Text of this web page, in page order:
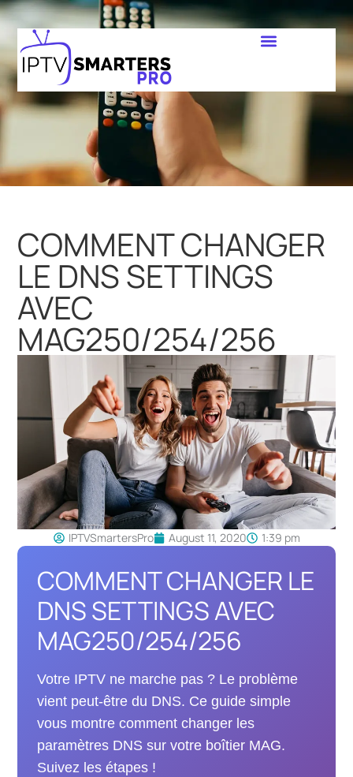
COMMENT CHANGER
LE DNS SETTINGS
AVEC
MAG250/254/256
IPTVSmartersPro August 11, 2020 1:39 pm
COMMENT CHANGER LE
DNS SETTINGS AVEC
MAG250/254/256
Votre IPTV ne marche pas ? Le problème
vient peut-être du DNS. Ce guide simple
vous montre comment changer les
paramètres DNS sur votre boîtier MAG.
Suivez les étapes !